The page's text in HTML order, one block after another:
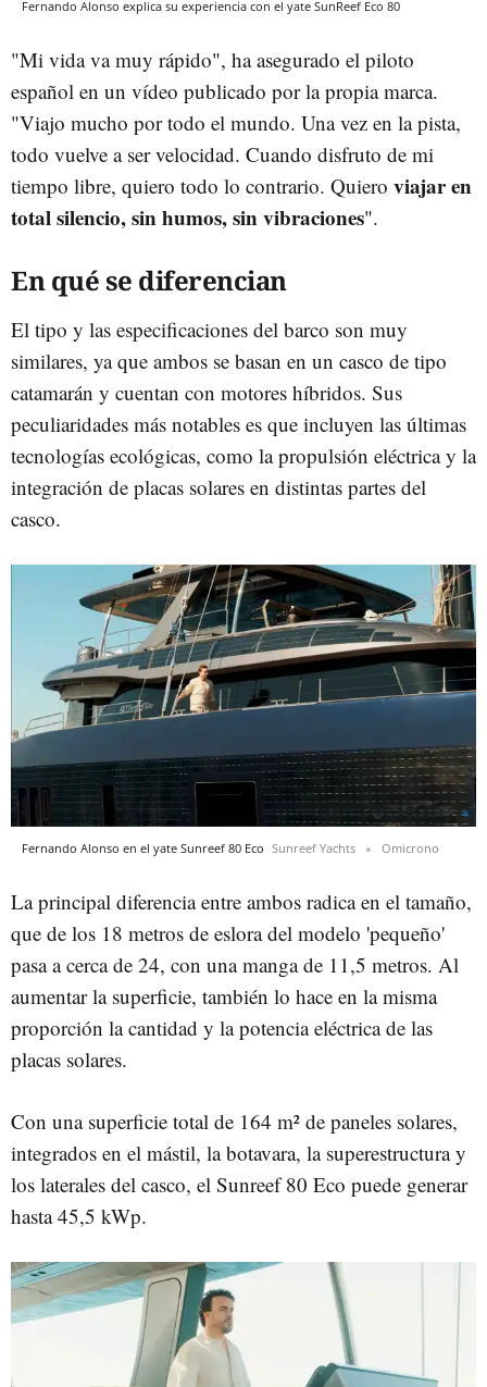
Fernando Alonso explica su experiencia con el yate SunReef Eco 80
"Mi vida va muy rápido", ha asegurado el piloto
español en un vídeo publicado por la propia marca.
"Viajo mucho por todo el mundo. Una vez en la pista,
todo vuelve a ser velocidad. Cuando disfruto de mi
tiempo libre, quiero todo lo contrario. Quiero viajar en
total silencio, sin humos, sin vibraciones".
En qué se diferencian
El tipo y las especificaciones del barco son muy
similares, ya que ambos se basan en un casco de tipo
catamarán y cuentan con motores híbridos. Sus
peculiaridades más notables es que incluyen las últimas
tecnologías ecológicas, como la propulsión eléctrica y la
integración de placas solares en distintas partes del
casco.
Fernando Alonso en el yate Sunreef 80 Eco Sunreef Yachts Omicrono
La principal diferencia entre ambos radica en el tamaño,
que de los 18 metros de eslora del modelo 'pequeño'
pasa a cerca de 24, con una manga de 11,5 metros. Al
aumentar la superficie, también lo hace en la misma
proporción la cantidad y la potencia eléctrica de las
placas solares.
Con una superficie total de 164 m² de paneles solares,
integrados en el mástil, la botavara, la superestructura y
los laterales del casco, el Sunreef 80 Eco puede generar
hasta 45,5 kWp.